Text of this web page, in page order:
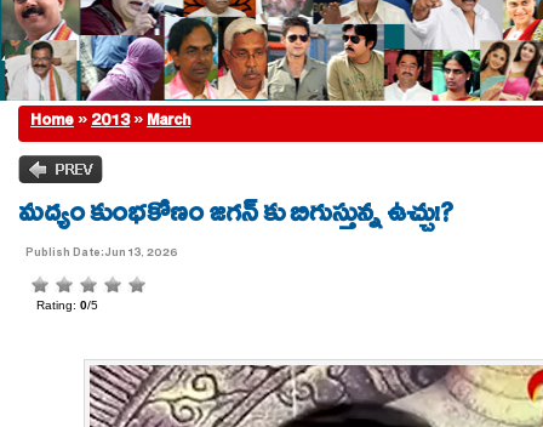
Home»2013»March
మద్యం కుంభకోణం జగన్ కు బిగుస్తున్న ఉచ్చు!?
Publish Date:Jun 13, 2026